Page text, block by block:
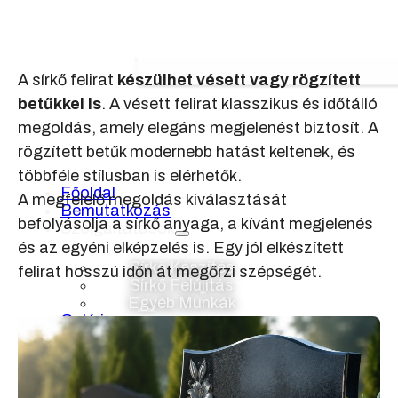
Főoldal
Bemutatkozás
Szolgáltatások
Sírkő Készítés
Sírkő Felújítás
Egyéb Munkák
Galéria
Blog
Kapcsolat
A sírkő felirat készülhet vésett vagy rögzített
betűkkel is. A vésett felirat klasszikus és időtálló
megoldás, amely elegáns megjelenést biztosít. A
rögzített betűk modernebb hatást keltenek, és
többféle stílusban is elérhetők.
A megfelelő megoldás kiválasztását
befolyásolja a sírkő anyaga, a kívánt megjelenés
és az egyéni elképzelés is. Egy jól elkészített
felirat hosszú időn át megőrzi szépségét.